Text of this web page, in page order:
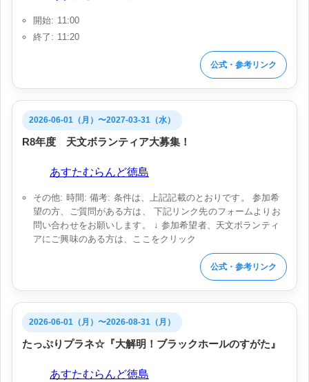
開始: 11:00
終了: 11:20
公式・参考リンク
2026-06-01（月）〜2027-03-31（水）
R8年度 天文ボランティア大募集！
あすたむらんど徳島
その他: 時間: 備考: 条件は、上記記載のとおりです。 参加希
望の方、ご質問がある方は、 下記リンク先のフォームよりお
問い合わせをお願いします。 ↓ 参加希望者、天文ボランティ
アにご興味のある方は、ここをクリック
公式・参考リンク
2026-06-01（月）〜2026-08-31（月）
たっぷりプラネ☆『大解明！ブラックホールのすがた』
あすたむらんど徳島